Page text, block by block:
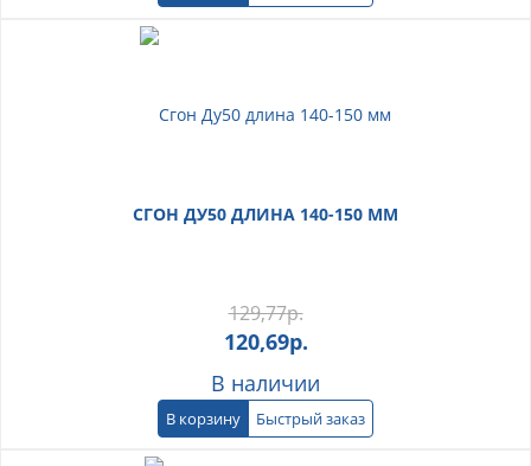
СГОН ДУ50 ДЛИНА 140-150 ММ
129,77р.
120,69р.
В наличии
В корзину Быстрый заказ